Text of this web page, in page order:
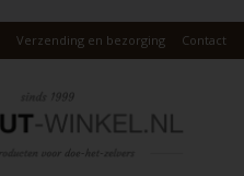
Verzending en bezorging Contact